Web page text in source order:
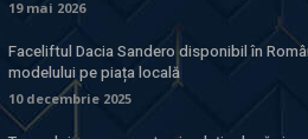
19 mai 2026
Faceliftul Dacia Sandero disponibil în
modelului pe piața locală
10 decembrie 2025